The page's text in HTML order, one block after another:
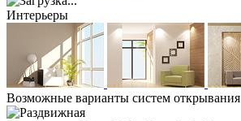
Интерьеры
Возможные варианты систем открывания